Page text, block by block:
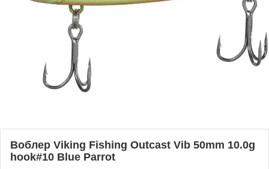
Воблер Viking Fishing Outcast Vib 50mm 10.0g
hook#10 Blue Parrot